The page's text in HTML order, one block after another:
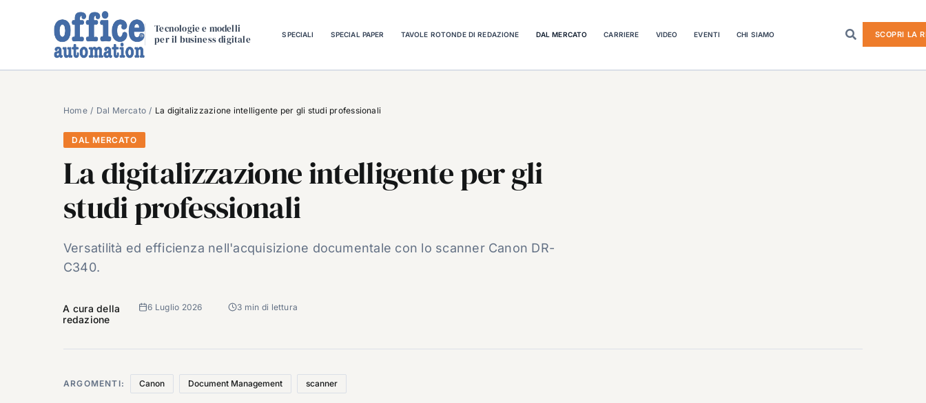
Tecnologie e modelli
per il business digitale
SPECIALI SPECIAL PAPER TAVOLE ROTONDE DI REDAZIONE DAL MERCATO CARRIERE VIDEO EVENTI CHI SIAMO SCOPRI LA
Home Dal Mercato La digitalizzazione intelligente per gli studi professionali
DAL MERCATO
La digitalizzazione intelligente per gli
studi professionali
Versatilità ed efficienza nell'acquisizione documentale con lo scanner Canon DR-
C340.
A cura della
redazione
6 Luglio 2026 3 min di lettura
ARGOMENTI: Canon Document Management scanner